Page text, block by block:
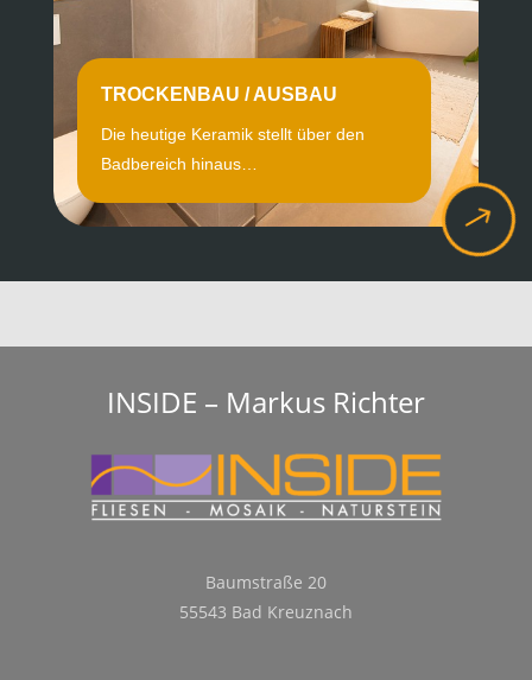
$
TROCKENBAU / AUSBAU
Die heutige Keramik stellt über den
Badbereich hinaus…
INSIDE – Markus Richter
Baumstraße 20
55543 Bad Kreuznach